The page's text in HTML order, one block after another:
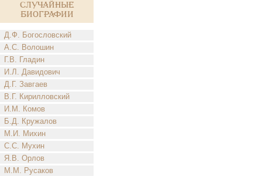
Случайные
биографии
Д.Ф. Богословский
А.С. Волошин
Г.В. Гладин
И.Л. Давидович
Д.Г. Завгаев
В.Г. Кирилловский
И.М. Комов
Б.Д. Кружалов
М.И. Михин
С.С. Мухин
Я.В. Орлов
М.М. Русаков